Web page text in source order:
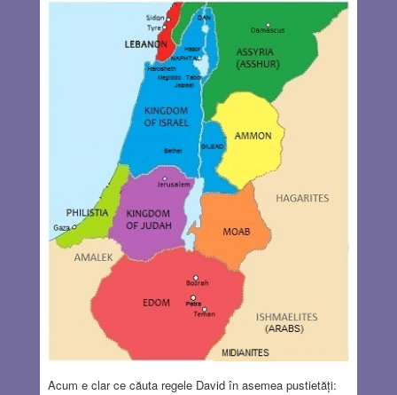
Acum e clar ce căuta regele David în asemea pustietăți: